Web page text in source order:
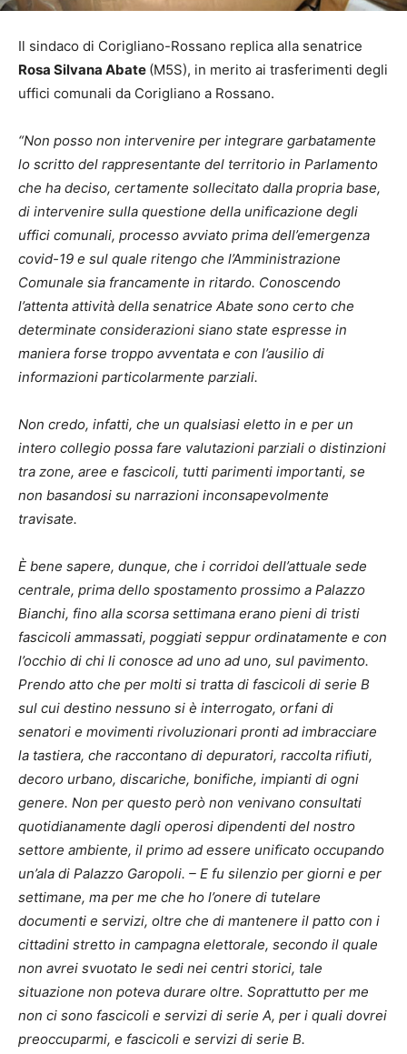
Il sindaco di Corigliano-Rossano replica alla senatrice
Rosa Silvana Abate (M5S), in merito ai trasferimenti degli
uffici comunali da Corigliano a Rossano.
“Non posso non intervenire per integrare garbatamente
lo scritto del rappresentante del territorio in Parlamento
che ha deciso, certamente sollecitato dalla propria base,
di intervenire sulla questione della unificazione degli
uffici comunali, processo avviato prima dell’emergenza
covid-19 e sul quale ritengo che l’Amministrazione
Comunale sia francamente in ritardo. Conoscendo
l’attenta attività della senatrice Abate sono certo che
determinate considerazioni siano state espresse in
maniera forse troppo avventata e con l’ausilio di
informazioni particolarmente parziali.
Non credo, infatti, che un qualsiasi eletto in e per un
intero collegio possa fare valutazioni parziali o distinzioni
tra zone, aree e fascicoli, tutti parimenti importanti, se
non basandosi su narrazioni inconsapevolmente
travisate.
È bene sapere, dunque, che i corridoi dell’attuale sede
centrale, prima dello spostamento prossimo a Palazzo
Bianchi, fino alla scorsa settimana erano pieni di tristi
fascicoli ammassati, poggiati seppur ordinatamente e con
l’occhio di chi li conosce ad uno ad uno, sul pavimento.
Prendo atto che per molti si tratta di fascicoli di serie B
sul cui destino nessuno si è interrogato, orfani di
senatori e movimenti rivoluzionari pronti ad imbracciare
la tastiera, che raccontano di depuratori, raccolta rifiuti,
decoro urbano, discariche, bonifiche, impianti di ogni
genere. Non per questo però non venivano consultati
quotidianamente dagli operosi dipendenti del nostro
settore ambiente, il primo ad essere unificato occupando
un’ala di Palazzo Garopoli. – E fu silenzio per giorni e per
settimane, ma per me che ho l’onere di tutelare
documenti e servizi, oltre che di mantenere il patto con i
cittadini stretto in campagna elettorale, secondo il quale
non avrei svuotato le sedi nei centri storici, tale
situazione non poteva durare oltre. Soprattutto per me
non ci sono fascicoli e servizi di serie A, per i quali dovrei
preoccuparmi, e fascicoli e servizi di serie B.